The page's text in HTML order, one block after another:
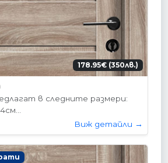
178.95€ (350лв.)
в следните размери:
Виж детайли →